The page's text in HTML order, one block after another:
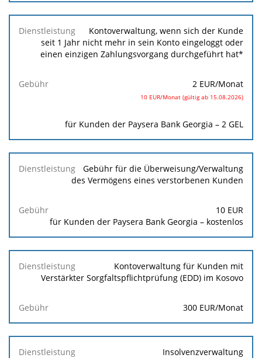
Kontoverwaltung, wenn sich der Kunde
seit 1 Jahr nicht mehr in sein Konto eingeloggt oder
einen einzigen Zahlungsvorgang durchgeführt hat*
2 EUR/Monat
10 EUR/Monat (gültig ab 15.08.2026)
für Kunden der Paysera Bank Georgia – 2 GEL
Gebühr für die Überweisung/Verwaltung
des Vermögens eines verstorbenen Kunden
10 EUR
für Kunden der Paysera Bank Georgia – kostenlos
Kontoverwaltung für Kunden mit
Verstärkter Sorgfaltspflichtprüfung (EDD) im Kosovo
300 EUR/Monat
Insolvenzverwaltung